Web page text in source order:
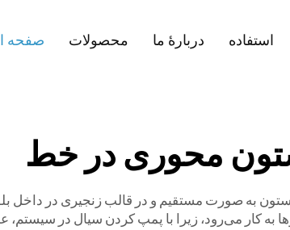
صفحه محصولات دربارهٔ ما استفاده
محوری در خط
به صورت مستقیم و در قالب زنجیری در داخل
به کار می‌رود، زیرا با پمپ کردن سیال در